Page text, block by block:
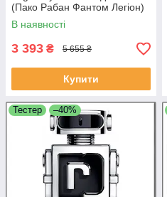
(Пако Рабан Фантом Легіон)
В наявності
3 393 ₴ 5 655 ₴
Купити
Тестер –40%